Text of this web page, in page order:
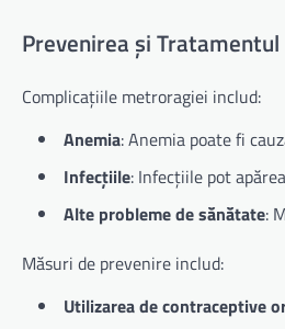
Prevenirea și
Complicațiile metroragiei includ:
Anemia: Anemia poate fi
Infecțiile: Infecțiile pot
Alte probleme de sănătate:
Măsuri de prevenire includ:
Utilizarea de contraceptive